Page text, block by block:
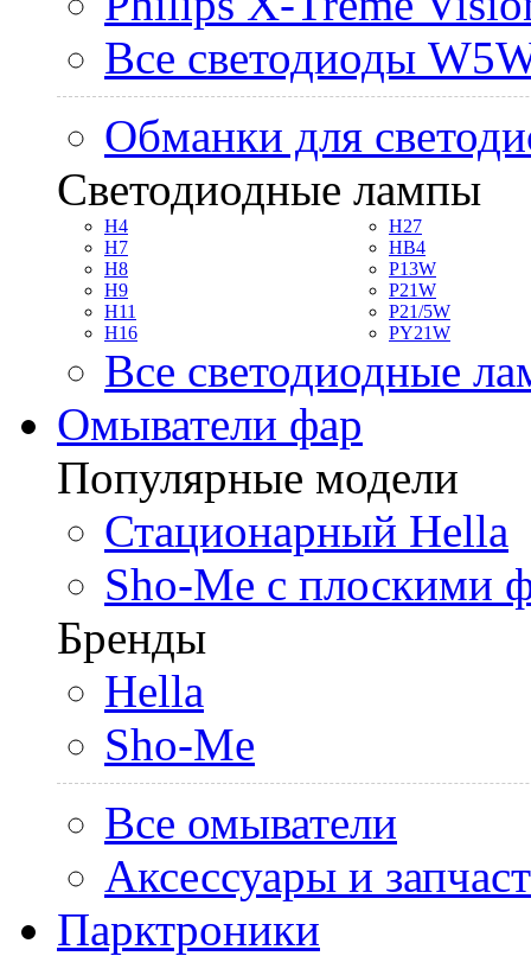
Все светодиоды
Обманки для
Светодиодные лампы
H4
H7
H8
H9
H11
H16
H27
HB4
P13W
P21W
P21/5W
PY21W
Все светодиодные
Омыватели фар
Популярные модели
Стационарный Hella
Sho-Me с плоскими
Бренды
Hella
Sho-Me
Все омыватели
Аксессуары и
Парктроники